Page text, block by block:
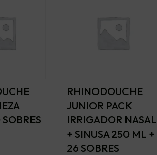
RHINODOUCHE
JUNIOR PACK
IRRIGADOR NASAL
+ SINUSA 250 ML +
26 SOBRES